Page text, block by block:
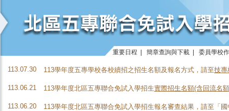
重要日程 簡章查詢與下載 委員學校
113.07.30 113學年度五專學校各校續招之招生名額及報名方式，請至技專
113.06.21 113學年度北區五專聯合免試入學招生實際招生名額(含回流名
113.06.20 113學年度北區五專聯合免試入學招生報名審查結果，請至「